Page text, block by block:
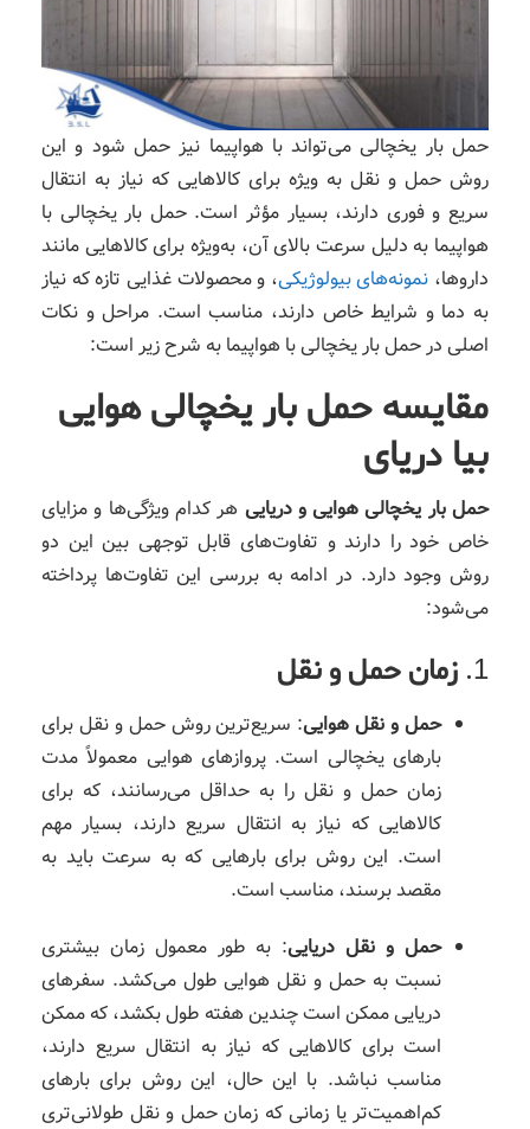
حمل بار یخچالی می‌تواند با هواپیما نیز حمل شود و این
روش حمل و نقل به ویژه برای کالاهایی که نیاز به انتقال
سریع و فوری دارند، بسیار مؤثر است. حمل بار یخچالی با
هواپیما به دلیل سرعت بالای آن، به‌ویژه برای کالاهایی مانند
داروها، نمونه‌های بیولوژیکی، و محصولات غذایی تازه که نیاز
به دما و شرایط خاص دارند، مناسب است. مراحل و نکات
اصلی در حمل بار یخچالی با هواپیما به شرح زیر است:
مقایسه حمل بار یخچالی هوایی
بیا دریای
حمل بار یخچالی هوایی و دریایی هر کدام ویژگی‌ها و مزایای
خاص خود را دارند و تفاوت‌های قابل توجهی بین این دو
روش وجود دارد. در ادامه به بررسی این تفاوت‌ها پرداخته
می‌شود:
1. زمان حمل و نقل
حمل و نقل هوایی: سریع‌ترین روش حمل و نقل برای
بارهای یخچالی است. پروازهای هوایی معمولاً مدت
زمان حمل و نقل را به حداقل می‌رسانند، که برای
کالاهایی که نیاز به انتقال سریع دارند، بسیار مهم
است. این روش برای بارهایی که به سرعت باید به
مقصد برسند، مناسب است.
حمل و نقل دریایی: به طور معمول زمان بیشتری
نسبت به حمل و نقل هوایی طول می‌کشد. سفرهای
دریایی ممکن است چندین هفته طول بکشد، که ممکن
است برای کالاهایی که نیاز به انتقال سریع دارند،
مناسب نباشد. با این حال، این روش برای بارهای
کم‌اهمیت‌تر یا زمانی که زمان حمل و نقل طولانی‌تری